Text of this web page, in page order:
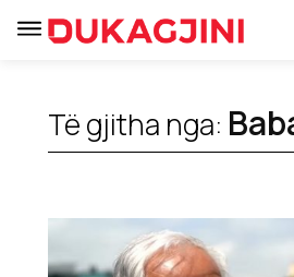
Sport
Të gjitha nga: